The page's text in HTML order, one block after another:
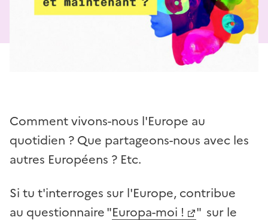
Comment vivons-nous l'Europe au
quotidien ? Que partageons-nous avec les
autres Européens ? Etc.
Si tu t'interroges sur l'Europe, contribue
au questionnaire "Europa-moi !
" sur le